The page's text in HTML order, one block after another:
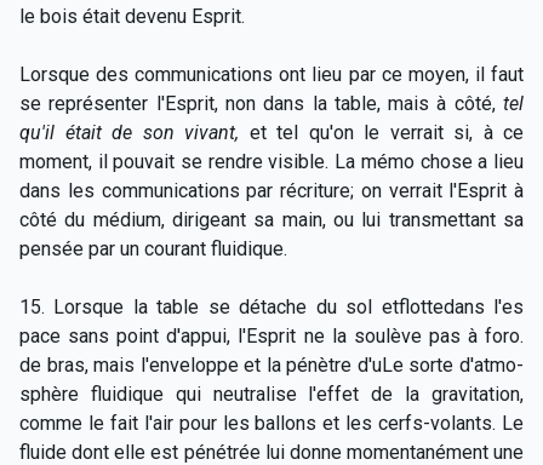
le bois était devenu Esprit.
Lorsque des communications ont lieu par ce moyen, il faut
se représenter l'Esprit, non dans la table, mais à côté, tel
qu'il était de son vivant, et tel qu'on le verrait si, à ce
moment, il pouvait se rendre visible. La mémo chose a lieu
dans les communications par récriture; on verrait l'Esprit à
côté du médium, dirigeant sa main, ou lui transmettant sa
pensée par un courant fluidique.
15. Lorsque la table se détache du sol etflottedans l'es
pace sans point d'appui, l'Esprit ne la soulève pas à foro.
de bras, mais l'enveloppe et la pénètre d'uLe sorte d'atmo-
sphère fluidique qui neutralise l'effet de la gravitation,
comme le fait l'air pour les ballons et les cerfs-volants. Le
fluide dont elle est pénétrée lui donne momentanément une